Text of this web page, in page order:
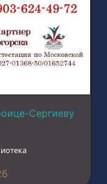
Сергиеву